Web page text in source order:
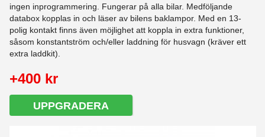
ingen inprogrammering. Fungerar på alla bilar. Medföljande
databox kopplas in och läser av bilens baklampor. Med en 13-
polig kontakt finns även möjlighet att koppla in extra funktioner,
såsom konstantström och/eller laddning för husvagn (kräver ett
extra laddkit).
+400 kr
UPPGRADERA